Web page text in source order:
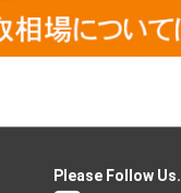
Please Follow Us.